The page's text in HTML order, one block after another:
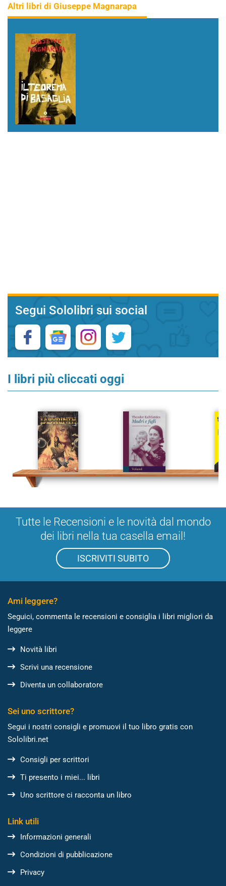
Altri libri di Giuseppe Magnarapa
Segui Sololibri sui social
I libri più cliccati oggi
Tutte le Recensioni e le novità dal mondo
dei libri nella tua casella email!
ISCRIVITI SUBITO
Ami leggere?
Seguici, commenta le recensioni e consiglia i libri migliori da
leggere
Novità libri
Scrivi una recensione
Diventa un collaboratore
Sei uno scrittore?
Segui i nostri consigli e promuovi il tuo libro gratis con
Sololibri.net
Consigli per scrittori
Ti presento i miei... libri
Uno scrittore ci racconta un libro
Link utili
Informazioni generali
Condizioni di pubblicazione
Privacy